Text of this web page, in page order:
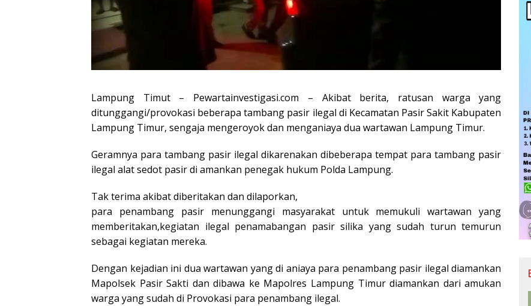
Lampung Timut – Pewartainvestigasi.com – Akibat berita, ratusan warga yang
ditunggangi/provokasi beberapa tambang pasir ilegal di Kecamatan Pasir Sakit Kabupaten
Lampung Timur, sengaja mengeroyok dan menganiaya dua wartawan Lampung Timur.
Geramnya para tambang pasir ilegal dikarenakan dibeberapa tempat para tambang pasir
ilegal alat sedot pasir di amankan penegak hukum Polda Lampung.
Tak terima akibat diberitakan dan dilaporkan,
para penambang pasir menunggangi masyarakat untuk memukuli wartawan yang
memberitakan,kegiatan ilegal penamabangan pasir silika yang sudah turun temurun
sebagai kegiatan mereka.
Dengan kejadian ini dua wartawan yang di aniaya para penambang pasir ilegal diamankan
Mapolsek Pasir Sakti dan dibawa ke Mapolres Lampung Timur diamankan dari amukan
warga yang sudah di Provokasi para penambang ilegal.